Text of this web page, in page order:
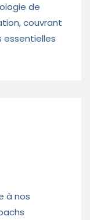
de
couvrant
essentielles
à nos